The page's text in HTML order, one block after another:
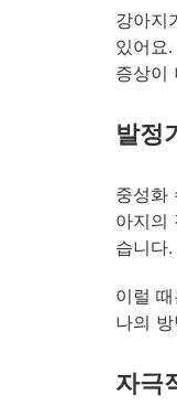
강아지
있어요
증상이
발정
중성화
아지의
습니다
이럴
나의
자극